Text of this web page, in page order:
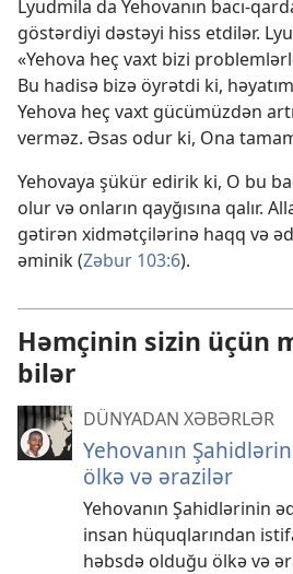
Lyudmila da Yehovanın bacı-
göstərdiyi dəstəyi hiss etdilər.
«Yehova heç vaxt bizi
Bu hadisə bizə öyrətdi ki,
Yehova heç vaxt gücümüzdən
verməz. Əsas odur ki, Ona
Yehovaya şükür edirik ki, O bu
olur və onların qayğısına qalır.
gətirən xidmətçilərinə haqq və
əminik (Zəbur 103:6).
Həmçinin sizin üçün
bilər
DÜNYADAN XƏBƏRLƏR
Yehovanın
ölkə və ərazilər
Yehovanın Şahidlərinin
insan hüquqlarından
həbsdə olduğu ölkə və